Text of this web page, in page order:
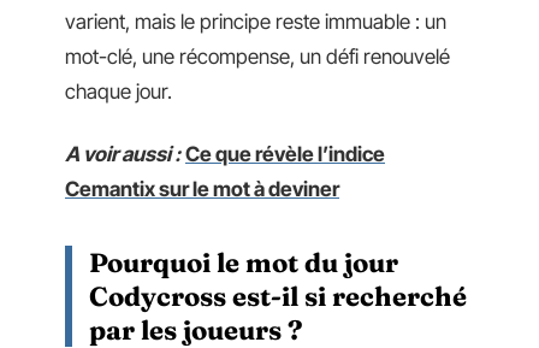
varient, mais le principe reste immuable : un
mot-clé, une récompense, un défi renouvelé
chaque jour.
A voir aussi : Ce que révèle l’indice
Cemantix sur le mot à deviner
Pourquoi le mot du jour
Codycross est-il si recherché
par les joueurs ?